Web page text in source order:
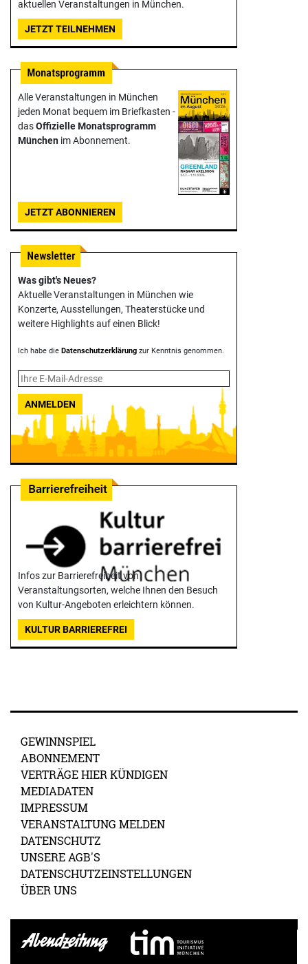
aktuellen Veranstaltungen in München.
JETZT TEILNEHMEN
Alle Veranstaltungen in München
jeden Monat bequem im Briefkasten -
dasOffizielle Monats­programm
München im Abonnement.
JETZT ABONNIEREN
Was gibt's Neues?
Aktuelle Veranstaltungen in München wie
Konzerte, Ausstellungen, Theater­stücke und
weitere Highlights auf einen Blick!
Ich habe die Datenschutzerklärung zur Kenntnis genommen.
ANMELDEN
Infos zur Barrierefreiheit von
Veranstaltungsorten, welche Ihnen den Besuch
von Kultur-Angeboten erleichtern können.
KULTUR BARRIEREFREI
GEWINNSPIEL
ABONNEMENT
VERTRÄGE HIER KÜNDIGEN
MEDIADATEN
IMPRESSUM
VERANSTALTUNG MELDEN
DATENSCHUTZ
UNSERE AGB'S
DATENSCHUTZEINSTELLUNGEN
ÜBER UNS